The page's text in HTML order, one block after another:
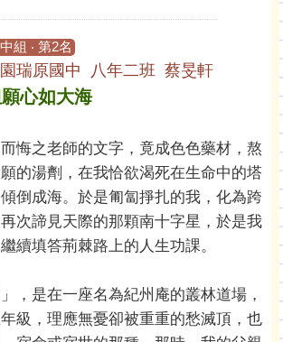
組 ‧ 第2名
瑞原國中 八年二班 蔡旻軒
心如大海
悔之老師的文字，竟成色色藥材，熬
的湯劑，在我恰欲渴死在生命中的塔
倒成海。於是匍匐掙扎的我，化為跨
次諦見天際的那顆南十字星，於是我
續填答荊棘路上的人生功課。
，是在一座名為紀州庵的叢林道場，
級，理應無憂卻被重重的愁滅頂，也